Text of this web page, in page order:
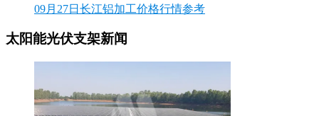
09月27日长江铝加工价格行情参考
太阳能光伏支架新闻